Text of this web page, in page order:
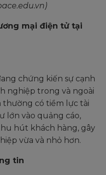
mại điện tử tại
chứng kiến sự cạnh
nghiệp trong và ngoài
thường có tiềm lực tài
lớn vào quảng cáo,
hút khách hàng, gây
vừa và nhỏ hơn.
tin